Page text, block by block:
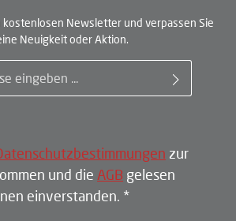
kostenlosen Newsletter und verpassen Sie
Neuigkeit oder Aktion.
zur
und die AGB gelesen
einverstanden. *